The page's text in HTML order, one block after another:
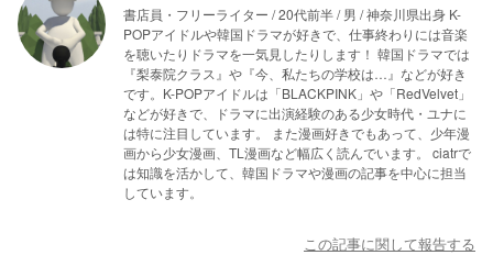
書店員・フリーライター / 20代前半 / 男 / 神奈川県出身 K-
POPアイドルや韓国ドラマが好きで、仕事終わりには音楽
を聴いたりドラマを一気見したりします！ 韓国ドラマでは
『梨泰院クラス』や『今、私たちの学校は…』などが好き
です。K-POPアイドルは「BLACKPINK」や「RedVelvet」
などが好きで、ドラマに出演経験のある少女時代・ユナに
は特に注目しています。 また漫画好きでもあって、少年漫
画から少女漫画、TL漫画など幅広く読んでいます。 ciatrで
は知識を活かして、韓国ドラマや漫画の記事を中心に担当
しています。
この記事に関して報告する